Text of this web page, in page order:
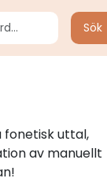
Sök
fonetisk uttal,
av manuellt